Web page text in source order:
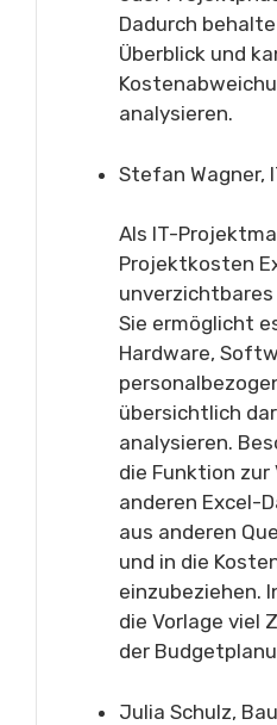
Dadurch
Überblick und
analysieren.
Stefan Wagner,
Als IT-
Projektkosten
unverzichtbares
Sie ermöglicht
Hardware,
übersichtlich
analysieren.
die Funktion
anderen Excel-
aus anderen
und in die
einzubeziehen.
die Vorlage viel
der
Julia Schulz,